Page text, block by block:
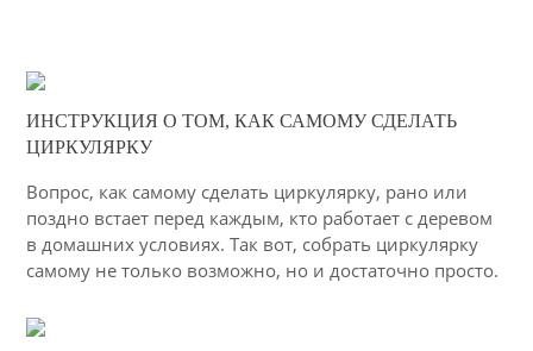
51
ИНСТРУКЦИЯ О ТОМ, КАК САМОМУ СДЕЛАТЬ
ЦИРКУЛЯРКУ
Вопрос, как самому сделать циркулярку, рано или
поздно встает перед каждым, кто работает с деревом
в домашних условиях. Так вот, собрать циркулярку
самому не только возможно, но и достаточно просто.